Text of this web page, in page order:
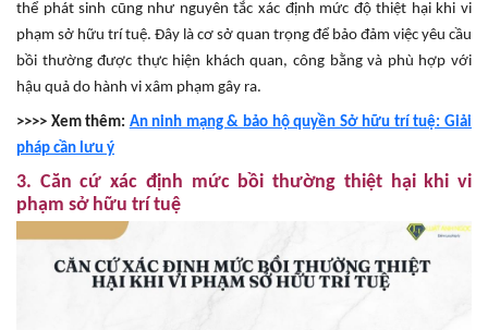
thể phát sinh cũng như nguyên tắc xác định mức độ thiệt hại khi vi
phạm sở hữu trí tuệ. Đây là cơ sở quan trọng để bảo đảm việc yêu cầu
bồi thường được thực hiện khách quan, công bằng và phù hợp với
hậu quả do hành vi xâm phạm gây ra.
>>>> Xem thêm: An ninh mạng & bảo hộ quyền Sở hữu trí tuệ: Giải
pháp cần lưu ý
3. Căn cứ xác định mức bồi thường thiệt hại khi vi
phạm sở hữu trí tuệ